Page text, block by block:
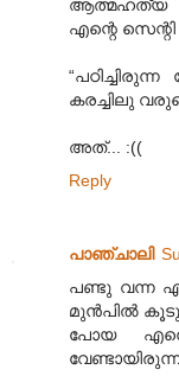
ആത്മഹത്യ
എന്റെ സെന്റി
കരച്ചിലു
അത്... :((
Reply
പാഞ്ചാലി
പണ്ടു വന്ന
മുൻപിൽ
പോയ